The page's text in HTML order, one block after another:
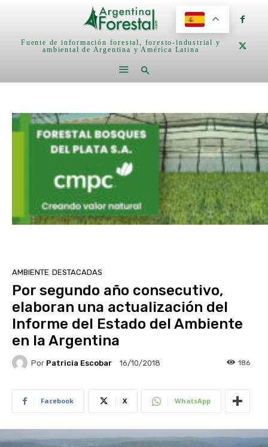
Fuente de información forestal, foresto-industrial y
ambiental de Argentina y América Latina
AMBIENTE DESTACADAS
Por segundo año consecutivo,
elaboran una actualización del
Informe del Estado del Ambiente
en la Argentina
Por Patricia Escobar 16/10/2018 186
Facebook X WhatsApp